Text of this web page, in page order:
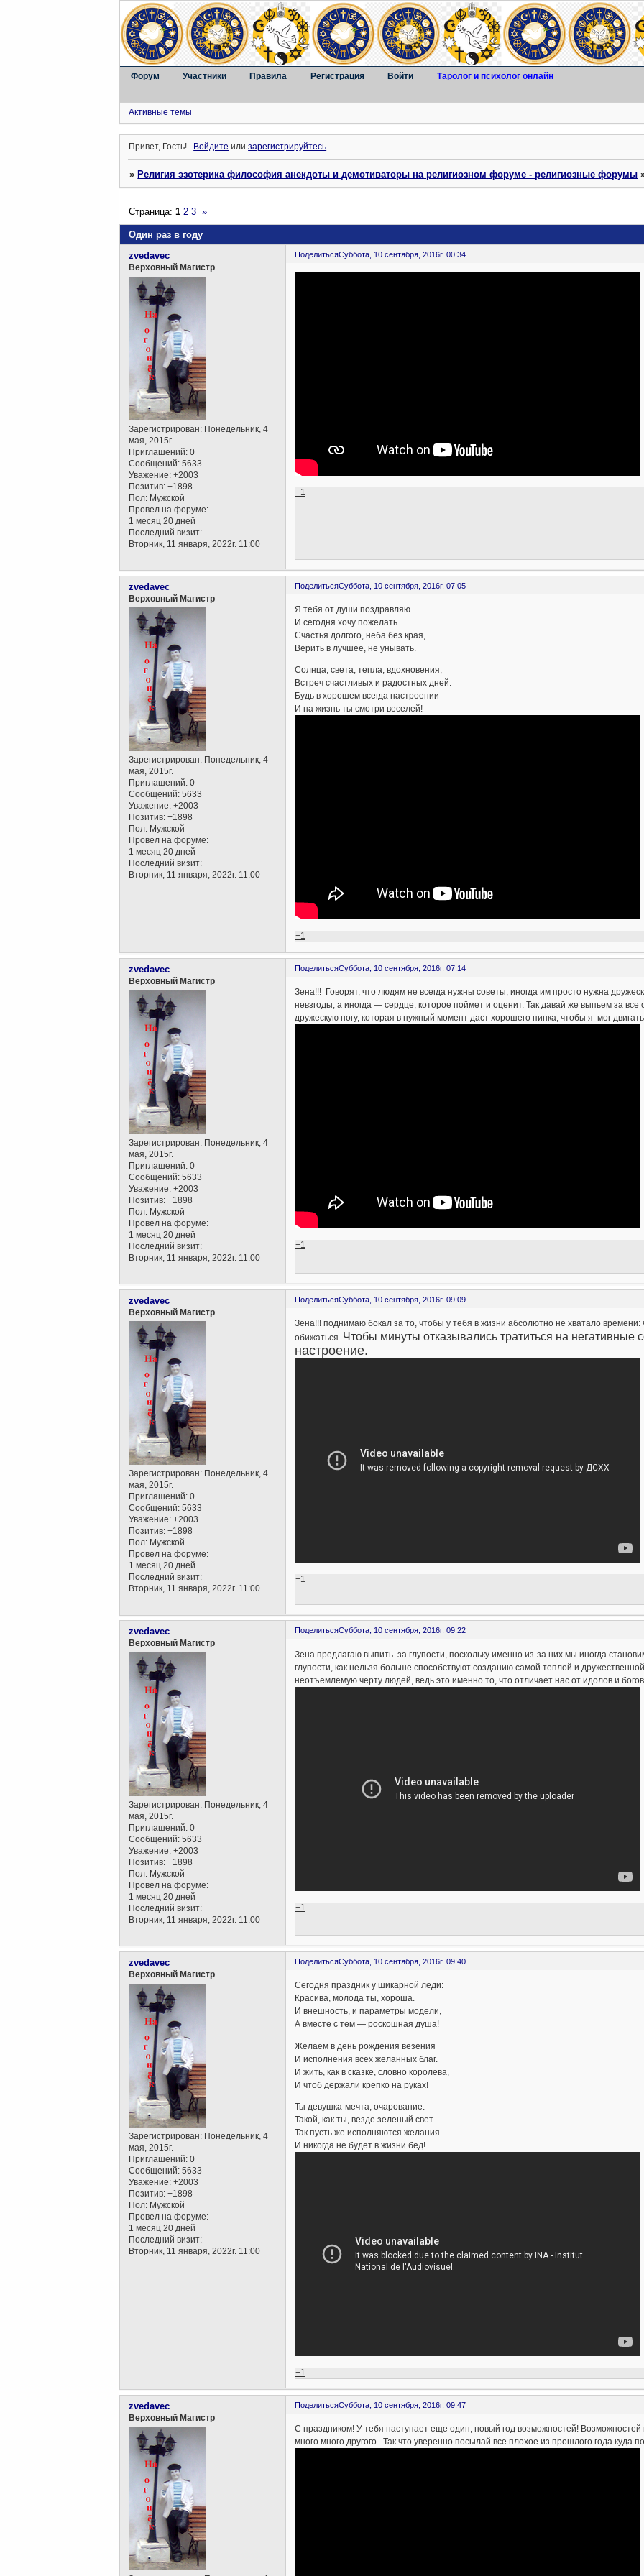
Форум Участники Правила Регистрация Войти Таролог и психолог онлайн
Активные темы
Привет, Гость! Войдите илизарегистрируйтесь.
»Религия эзотерика философия анекдоты и демотиваторы на религиозном форуме - религиозные форумы
Один раз в году
Страница:1 2 3 »
ПоделитьсяСуббота, 10 сентября, 2016г. 00:34
zvedavec
Верховный Магистр
Зарегистрирован: Понедельник, 4
мая, 2015г.
Приглашений: 0
Сообщений: 5633
Уважение: +2003
Позитив: +1898
Пол: Мужской
Провел на форуме:
1 месяц 20 дней
Последний визит:
Вторник, 11 января, 2022г. 11:00
+1
ПоделитьсяСуббота, 10 сентября, 2016г. 07:05
zvedavec
Верховный Магистр
Зарегистрирован: Понедельник, 4
мая, 2015г.
Приглашений: 0
Сообщений: 5633
Уважение: +2003
Позитив: +1898
Пол: Мужской
Провел на форуме:
1 месяц 20 дней
Последний визит:
Вторник, 11 января, 2022г. 11:00
Я тебя от души поздравляю
И сегодня хочу пожелать
Счастья долгого, неба без края,
Верить в лучшее, не унывать.
Солнца, света, тепла, вдохновения,
Встреч счастливых и радостных дней.
Будь в хорошем всегда настроении
И на жизнь ты смотри веселей!
+1
ПоделитьсяСуббота, 10 сентября, 2016г. 07:14
zvedavec
Верховный Магистр
Зарегистрирован: Понедельник, 4
мая, 2015г.
Приглашений: 0
Сообщений: 5633
Уважение: +2003
Позитив: +1898
Пол: Мужской
Провел на форуме:
1 месяц 20 дней
Последний визит:
Вторник, 11 января, 2022г. 11:00
Зена!!! Говорят, что людям не всегда нужны советы, иногда им просто нужна
невзгоды, а иногда — сердце, которое поймет и оценит. Так давай же выпьем за
дружескую ногу, которая в нужный момент даст хорошего пинка, чтобы я мог
+1
ПоделитьсяСуббота, 10 сентября, 2016г. 09:09
zvedavec
Верховный Магистр
Зарегистрирован: Понедельник, 4
мая, 2015г.
Приглашений: 0
Сообщений: 5633
Уважение: +2003
Позитив: +1898
Пол: Мужской
Провел на форуме:
1 месяц 20 дней
Последний визит:
Вторник, 11 января, 2022г. 11:00
Зена!!! поднимаю бокал за то, чтобы у тебя в жизни абсолютно не хватало
обижаться. Чтобы минуты отказывались тратиться на негативные
настроение.
+1
ПоделитьсяСуббота, 10 сентября, 2016г. 09:22
zvedavec
Верховный Магистр
Зарегистрирован: Понедельник, 4
мая, 2015г.
Приглашений: 0
Сообщений: 5633
Уважение: +2003
Позитив: +1898
Пол: Мужской
Провел на форуме:
1 месяц 20 дней
Последний визит:
Вторник, 11 января, 2022г. 11:00
Зена предлагаю выпить за глупости, поскольку именно из-за них мы иногда
глупости, как нельзя больше способствуют созданию самой теплой и
неотъемлемую черту людей, ведь это именно то, что отличает нас от идолов и
+1
ПоделитьсяСуббота, 10 сентября, 2016г. 09:40
zvedavec
Верховный Магистр
Зарегистрирован: Понедельник, 4
мая, 2015г.
Приглашений: 0
Сообщений: 5633
Уважение: +2003
Позитив: +1898
Пол: Мужской
Провел на форуме:
1 месяц 20 дней
Последний визит:
Вторник, 11 января, 2022г. 11:00
Сегодня праздник у шикарной леди:
Красива, молода ты, хороша.
И внешность, и параметры модели,
А вместе с тем — роскошная душа!
Желаем в день рождения везения
И исполнения всех желанных благ.
И жить, как в сказке, словно королева,
И чтоб держали крепко на руках!
Ты девушка-мечта, очарование.
Такой, как ты, везде зеленый свет.
Так пусть же исполняются желания
И никогда не будет в жизни бед!
+1
ПоделитьсяСуббота, 10 сентября, 2016г. 09:47
zvedavec
Верховный Магистр
С праздником! У тебя наступает еще один, новый год возможностей! Возможностей
много много другого...Так что уверенно посылай все плохое из прошлого года